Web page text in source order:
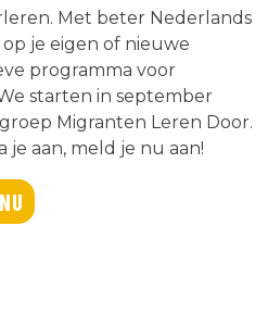
Met beter Nederlands
je eigen of nieuwe
programma voor
starten in september
Migranten Leren Door.
aan, meld je nu aan!